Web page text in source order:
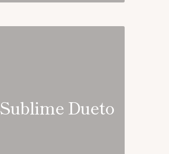
Sublime Dueto